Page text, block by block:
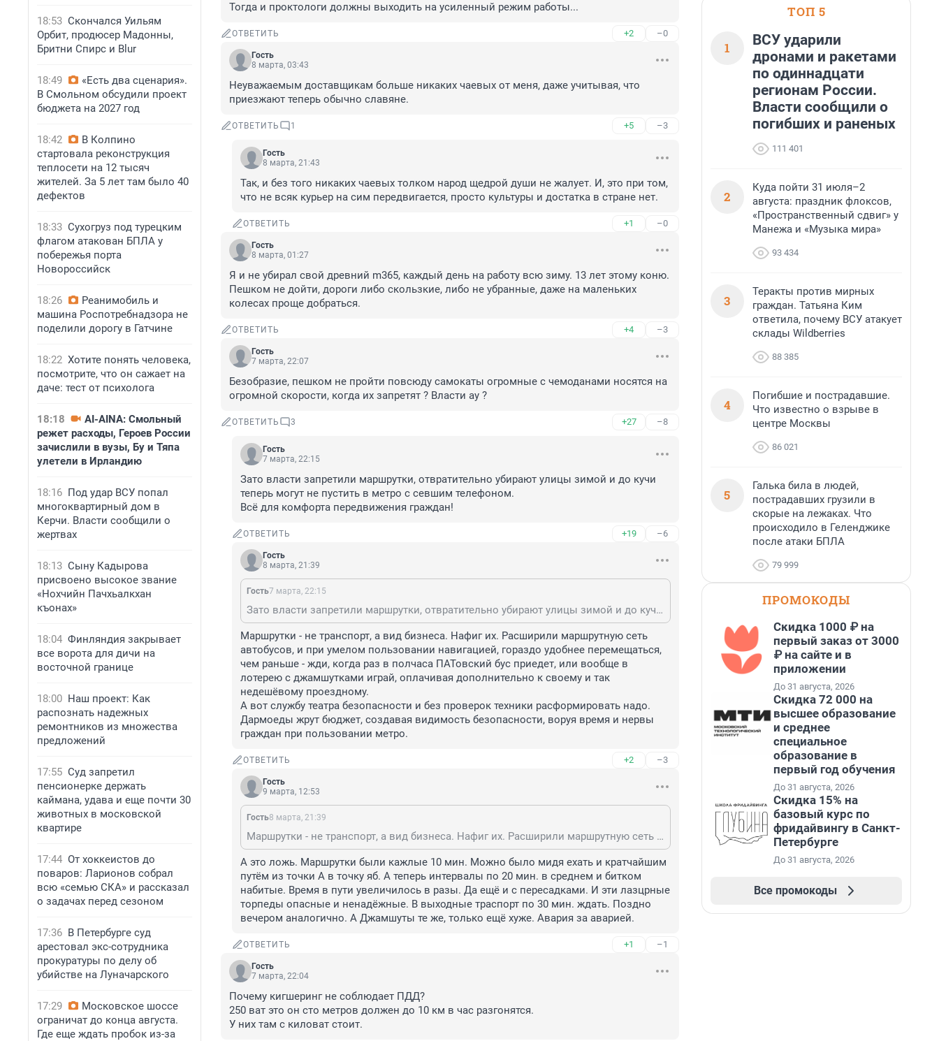
18:53 Скончался Уильям
Орбит, продюсер Мадонны,
Бритни Спирс и Blur
18:49
«Есть два сценария».
В Смольном обсудили проект
бюджета на 2027 год
18:42
В Колпино
стартовала реконструкция
теплосети на 12 тысяч
жителей. За 5 лет там было 40
дефектов
18:33 Сухогруз под турецким
флагом атакован БПЛА у
побережья порта
Новороссийск
18:26
Реанимобиль и
машина Роспотребнадзора не
поделили дорогу в Гатчине
18:22 Хотите понять человека,
посмотрите, что он сажает на
даче: тест от психолога
18:18
AI-AINA: Смольный
режет расходы, Героев России
зачислили в вузы, Бу и Тяпа
улетели в Ирландию
18:16 Под удар ВСУ попал
многоквартирный дом в
Керчи. Власти сообщили о
жертвах
18:13 Сыну Кадырова
присвоено высокое звание
«Нохчийн Пачхьалкхан
къонах»
18:04 Финляндия закрывает
все ворота для дичи на
восточной границе
18:00 Наш проект: Как
распознать надежных
ремонтников из множества
предложений
17:55 Суд запретил
пенсионерке держать
каймана, удава и еще почти 30
животных в московской
квартире
17:44 От хоккеистов до
поваров: Ларионов собрал
всю «семью СКА» и рассказал
о задачах перед сезоном
17:36 В Петербурге суд
арестовал экс-сотрудника
прокуратуры по делу об
убийстве на Луначарского
17:29
Московское шоссе
ограничат до конца августа.
Где еще ждать пробок из-за
Тогда и проктологи должны выходить на усиленный режим работы...
ОТВЕТИТЬ +2 –0
Гость
8 марта, 03:43
Неуважаемым доставщикам больше никаких чаевых от меня, даже учитывая, что
приезжают теперь обычно славяне.
ОТВЕТИТЬ 1 +5 –3
Гость
8 марта, 21:43
Так, и без того никаких чаевых толком народ щедрой души не жалует. И, это при том,
что не всяк курьер на сим передвигается, просто культуры и достатка в стране нет.
ОТВЕТИТЬ +1 –0
Гость
8 марта, 01:27
Я и не убирал свой древний m365, каждый день на работу всю зиму. 13 лет этому коню.
Пешком не дойти, дороги либо скользкие, либо не убранные, даже на маленьких
колесах проще добраться.
ОТВЕТИТЬ +4 –3
Гость
7 марта, 22:07
Безобразие, пешком не пройти повсюду самокаты огромные с чемоданами носятся на
огромной скорости, когда их запретят ? Власти ау ?
ОТВЕТИТЬ 3 +27 –8
Гость
7 марта, 22:15
Зато власти запретили маршрутки, отвратительно убирают улицы зимой и до кучи
теперь могут не пустить в метро с севшим телефоном.
Всё для комфорта передвижения граждан!
ОТВЕТИТЬ +19 –6
Гость
8 марта, 21:39
Гость7 марта, 22:15
Зато власти запретили маршрутки, отвратительно убирают улицы зимой и до кучи теперь могут не пустить в метро с севшим телефоном. Всё для комфорта передвижения граждан!
Маршрутки - не транспорт, а вид бизнеса. Нафиг их. Расширили маршрутную сеть
автобусов, и при умелом пользовании навигацией, гораздо удобнее перемещаться,
чем раньше - жди, когда раз в полчаса ПАТовский бус приедет, или вообще в
лотерею с джамшутками играй, оплачивая дополнительно к своему и так
недешёвому проездному.
А вот службу театра безопасности и без проверок техники расформировать надо.
Дармоеды жрут бюджет, создавая видимость безопасности, воруя время и нервы
граждан при пользовании метро.
ОТВЕТИТЬ +2 –3
Гость
9 марта, 12:53
Гость8 марта, 21:39
Маршрутки - не транспорт, а вид бизнеса. Нафиг их. Расширили маршрутную сеть автобусов, и при умелом пользовании навигацией, гораздо удобнее перемещаться, чем раньше - жди, когда раз в полчаса ПАТовский бус приедет, или вообще в лотерею с джамшутками играй, оплачивая дополнительно к своему и так недешёвому проездному. А вот службу театра безопасности и без проверок техники расформировать надо. Дармоеды жрут бюджет, создавая видимость безопасности, воруя время и нервы граждан при пользовании метро.
А это ложь. Маршрутки были кажлые 10 мин. Можно было мидя ехать и кратчайшим
путём из точки А в точку яб. А теперь интервалы по 20 мин. в среднем и битком
набитые. Время в пути увеличилось в разы. Да ещё и с пересадками. И эти лазцрные
торпеды опасные и ненадёжные. В выходные траспорт по 30 мин. ждать. Поздно
вечером аналогично. А Джамшуты те же, только ещё хуже. Авария за аварией.
ОТВЕТИТЬ +1 –1
Гость
7 марта, 22:04
Почему кигшеринг не соблюдает ПДД?
250 ват это он сто метров должен до 10 км в час разгонятся.
У них там с киловат стоит.
ТОП 5
1
ВСУ ударили
дронами и ракетами
по одиннадцати
регионам России.
Власти сообщили о
погибших и раненых
111 401
2
Куда пойти 31 июля–2
августа: праздник флоксов,
«Пространственный сдвиг» у
Манежа и «Музыка мира»
93 434
3
Теракты против мирных
граждан. Татьяна Ким
ответила, почему ВСУ атакует
склады Wildberries
88 385
4
Погибшие и пострадавшие.
Что известно о взрыве в
центре Москвы
86 021
5
Галька била в людей,
пострадавших грузили в
скорые на лежаках. Что
происходило в Геленджике
после атаки БПЛА
79 999
ПРОМОКОДЫ
Скидка 1000 ₽ на
первый заказ от 3000
₽ на сайте и в
приложении
До 31 августа, 2026
Скидка 72 000 на
высшее образование
и среднее
специальное
образование в
первый год обучения
До 31 августа, 2026
Скидка 15% на
базовый курс по
фридайвингу в Санкт-
Петербурге
До 31 августа, 2026
Все промокоды